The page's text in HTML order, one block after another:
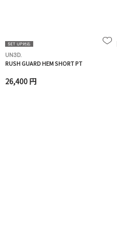
UN3D.
RUSH GUARD HEM SHORT PT
26,400 円